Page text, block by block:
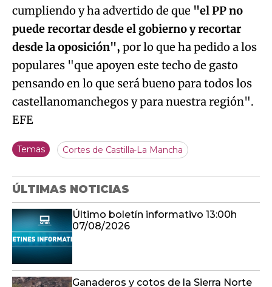
cumpliendo y ha advertido de que "el PP no
puede recortar desde el gobierno y recortar
desde la oposición", por lo que ha pedido a los
populares "que apoyen este techo de gasto
pensando en lo que será bueno para todos los
castellanomanchegos y para nuestra región".
EFE
Temas Cortes de Castilla-La Mancha
ÚLTIMAS NOTICIAS
Último boletín informativo 13:00h
07/08/2026
Ganaderos y cotos de la Sierra Norte